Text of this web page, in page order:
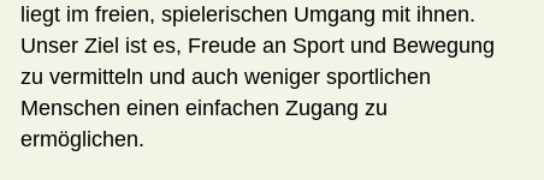
liegt im freien, spielerischen Umgang mit ihnen.
Unser Ziel ist es, Freude an Sport und Bewegung
zu vermitteln und auch weniger sportlichen
Menschen einen einfachen Zugang zu
ermöglichen.